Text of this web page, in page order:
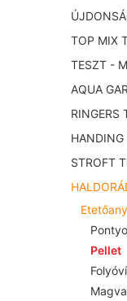
TOP MIX
TESZT -
AQUA
RINGERS
HANDING
STROFT
Pellet